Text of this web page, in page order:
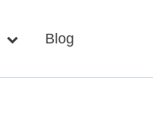
Blog